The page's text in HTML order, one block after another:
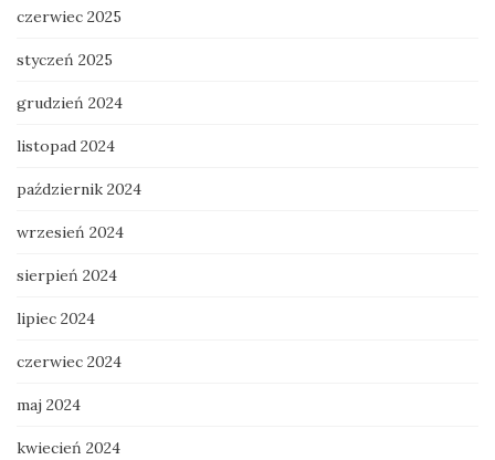
czerwiec 2025
styczeń 2025
grudzień 2024
listopad 2024
październik 2024
wrzesień 2024
sierpień 2024
lipiec 2024
czerwiec 2024
maj 2024
kwiecień 2024